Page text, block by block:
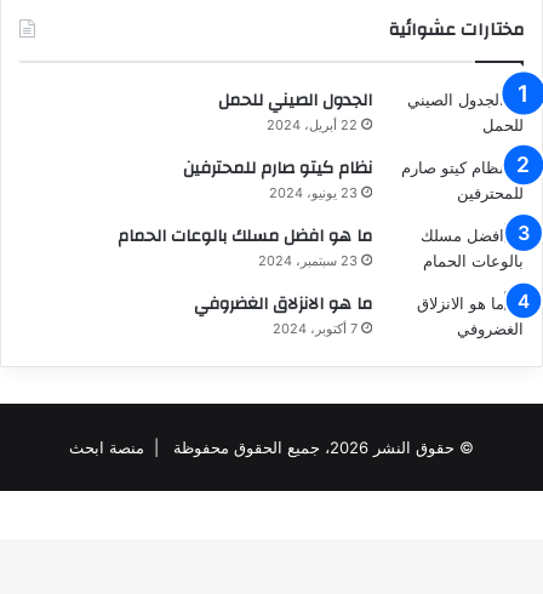
مختارات عشوائية
الجدول الصيني للحمل
22 أبريل، 2024
نظام كيتو صارم للمحترفين
23 يونيو، 2024
ما هو افضل مسلك بالوعات الحمام
23 سبتمبر، 2024
ما هو الانزلاق الغضروفي
7 أكتوبر، 2024
© حقوق النشر 2026، جميع الحقوق محفوظة | منصة ابحث